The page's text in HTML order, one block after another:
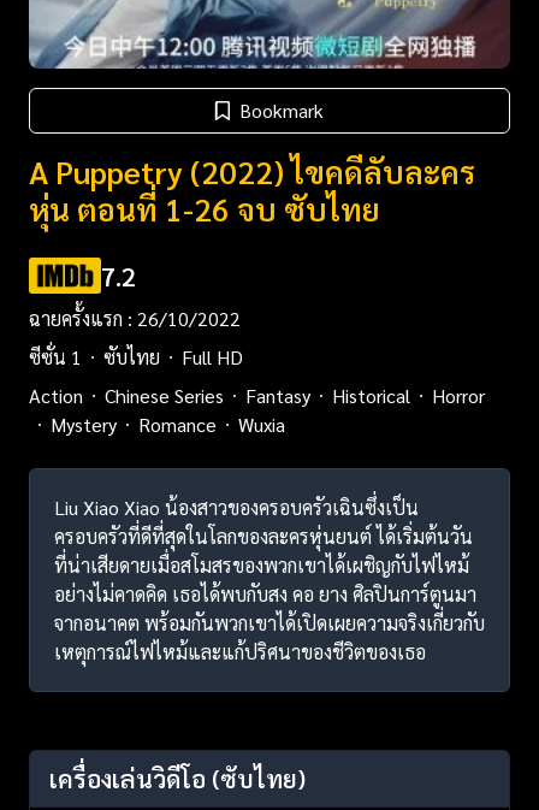
Bookmark
A Puppetry (2022) ไขคดีลับละคร
หุ่น ตอนที่ 1-26 จบ ซับไทย
7.2
ฉายครั้งแรก : 26/10/2022
ซีซั่น 1
ซับไทย
Full HD
Action
Chinese Series Fantasy Historical
Horror
Mystery
Romance Wuxia
Liu Xiao Xiao น้องสาวของครอบครัวเฉินซึ่งเป็น
ครอบครัวที่ดีที่สุดในโลกของละครหุ่นยนต์ ได้เริ่มต้นวัน
ที่น่าเสียดายเมื่อสโมสรของพวกเขาได้เผชิญกับไฟไหม้
อย่างไม่คาดคิด เธอได้พบกับสง คอ ยาง ศิลปินการ์ตูนมา
จากอนาคต พร้อมกันพวกเขาได้เปิดเผยความจริงเกี่ยวกับ
เหตุการณ์ไฟไหม้และแก้ปริศนาของชีวิตของเธอ
เครื่องเล่นวิดีโอ (ซับไทย)